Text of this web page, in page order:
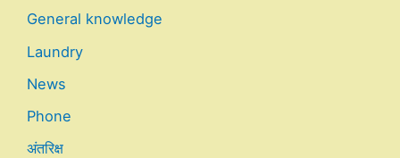
General knowledge
Laundry
News
Phone
अंतरिक्ष